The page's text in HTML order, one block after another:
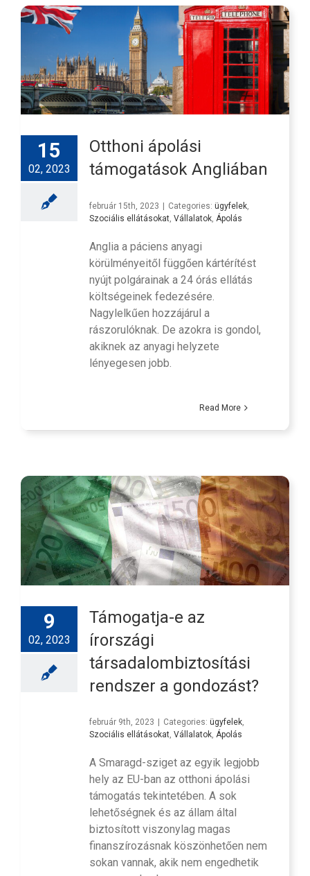
15
02, 2023
Otthoni ápolási
támogatások Angliában
február 15th, 2023 | Categories: ügyfelek,
Szociális ellátásokat, Vállalatok, Ápolás
Anglia a páciens anyagi
körülményeitől függően kártérítést
nyújt polgárainak a 24 órás ellátás
költségeinek fedezésére.
Nagylelkűen hozzájárul a
rászorulóknak. De azokra is gondol,
akiknek az anyagi helyzete
lényegesen jobb.
Read More
9
02, 2023
Támogatja-e az
írországi
társadalombiztosítási
rendszer a gondozást?
február 9th, 2023 Categories: ügyfelek,
Szociális ellátásokat, Vállalatok, Ápolás
A Smaragd-sziget az egyik legjobb
hely az EU-ban az otthoni ápolási
támogatás tekintetében. A sok
lehetőségnek és az állam által
biztosított viszonylag magas
finanszírozásnak köszönhetően nem
sokan vannak, akik nem engedhetik